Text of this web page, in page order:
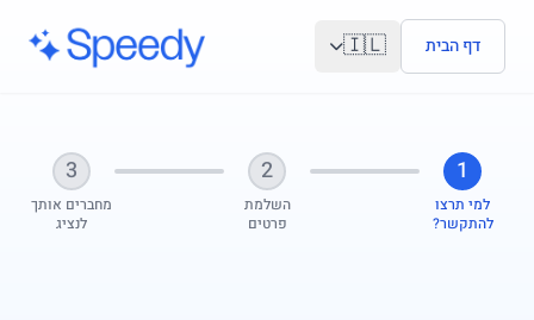
דלג לתוכן הראשי
דף הבית 🇮🇱
1
למי תרצו
להתקשר?
2
השלמת
פרטים
3
מחברים אותך
לנציג